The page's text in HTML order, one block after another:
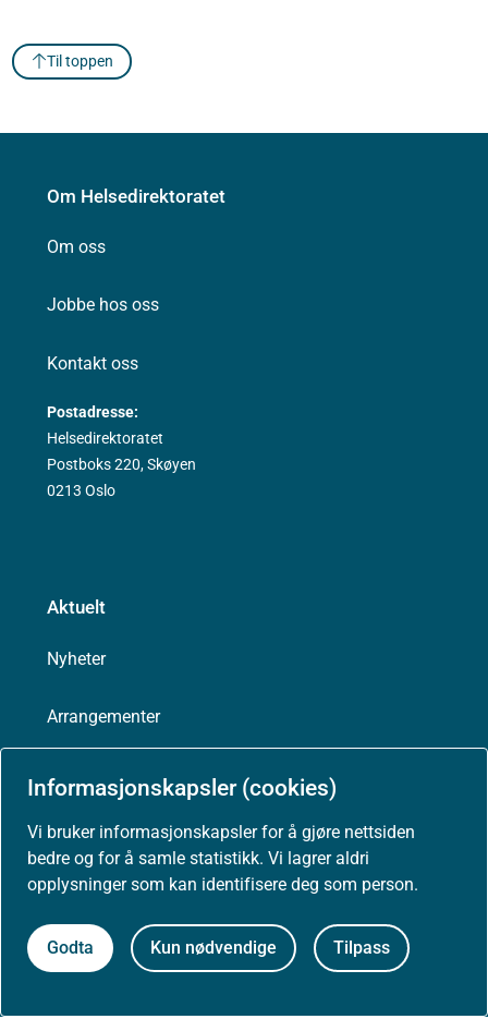
Informasjonskapsler (cookies)
Vi bruker informasjonskapsler for å gjøre nettsiden
bedre og for å samle statistikk. Vi lagrer aldri
opplysninger som kan identifisere deg som person.
Godta Kun nødvendige Tilpass
Til toppen
Om Helsedirektoratet
Om oss
Jobbe hos oss
Kontakt oss
Postadresse:
Helsedirektoratet
Postboks 220, Skøyen
0213 Oslo
Aktuelt
Nyheter
Arrangementer
Høringer
Presse
Om nettstedet